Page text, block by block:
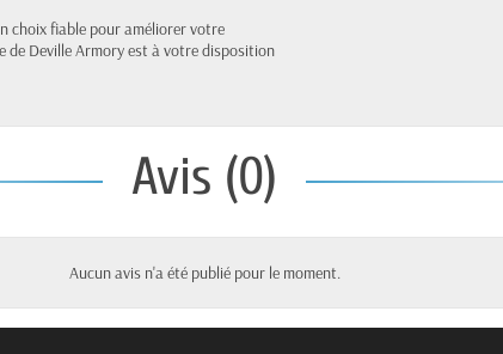
choix fiable pour améliorer votre
de Deville Armory est à votre disposition
Avis (0)
Aucun avis n'a été publié pour le moment.